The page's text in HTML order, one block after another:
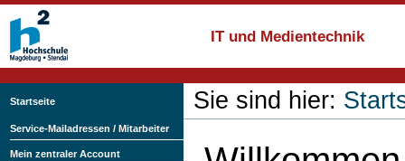
Direkt
zum
Inhalt
Direkt
IT und Medientechnik
Werkzeuge
Sie sind hier:
Startseite
Service-Mailadressen / Mitarbeiter
Mein zentraler Account